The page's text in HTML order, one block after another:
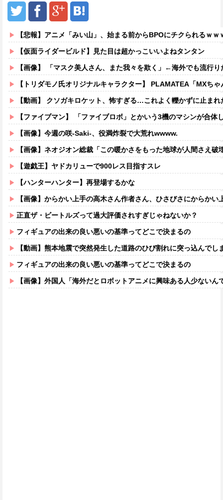
【悲報】アニメ「みい山」、始まる前からBPOにチクられるｗｗ
【仮面ライダービルド】見た目は超かっこいいよねタンタン
【画像】 「マスク美人さん、また我々を欺く」←海外でも流行りだし
【トリダモノ氏オリジナルキャラクター】 PLAMATEA「MXちゃん
【動画】 クソガキロケット、怖すぎる…これよく轢かずに止まれ
【ファイブマン】 「ファイブロボ」とかいう3機のマシンが合体
【画像】今週の咲-Saki-、役満炸裂で大荒れwwww.
【画像】ネオジオン総裁「この暖かさをもった地球が人間さえ破
【遊戯王】ヤドカリューで900レス目指すスレ
【ハンターハンター】再登場するかな
【画像】からかい上手の高木さん作者さん、ひさびさにからかい上手の高木
正直ザ・ビートルズって過大評価されすぎじゃねないか？
フィギュアの出来の良い悪いの基準ってどこで決まるの
【動画】熊本地震で突然発生した道路のひび割れに突っ込んでし
フィギュアの出来の良い悪いの基準ってどこで決まるの
【画像】外国人「海外だとロボットアニメに興味ある人少ないん